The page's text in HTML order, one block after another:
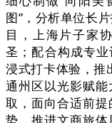
图”，分析单位长
目，上海片子家
圣；配合构成专
浸式打卡体验，推
通州区以光影赋
取，面向合适前